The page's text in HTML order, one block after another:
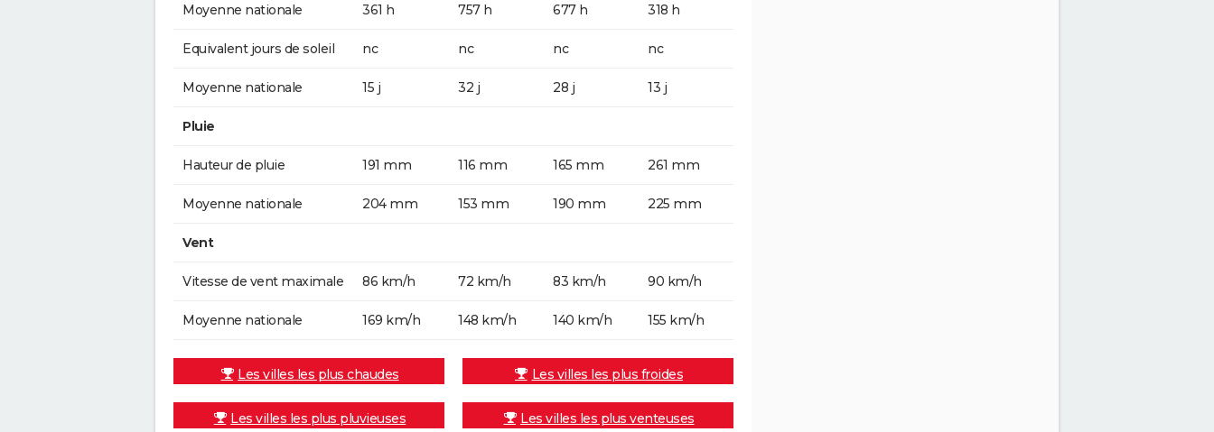
Moyenne nationale 361 h 757 h 677 h 318 h
Equivalent jours de soleil nc nc nc nc
Moyenne nationale 15 j 32 j 28 j 13 j
Pluie
Hauteur de pluie 191 mm 116 mm 165 mm 261 mm
Moyenne nationale 204 mm 153 mm 190 mm 225 mm
Vent
Vitesse de vent maximale 86 km/h 72 km/h 83 km/h 90 km/h
Moyenne nationale 169 km/h 148 km/h 140 km/h 155 km/h
Les villes les plus chaudes Les villes les plus froides
Les villes les plus pluvieuses Les villes les plus venteuses